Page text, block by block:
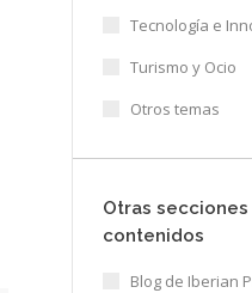
Tecnología e
Turismo y Ocio
Otros temas
Otras secciones
contenidos
Blog de Iberian